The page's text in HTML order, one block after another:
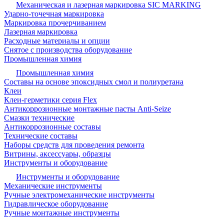
Механическая и лазерная маркировка SIC MARKING
Ударно-точечная маркировка
Маркировка прочерчиванием
Лазерная маркировка
Расходные материалы и опции
Снятое с производства оборудование
Промышленная химия
Промышленная химия
Составы на основе эпоксидных смол и полиуретана
Клеи
Клеи-герметики серия Flex
Антикоррозионные монтажные пасты Anti-Seize
Смазки технические
Антикоррозионные составы
Технические составы
Наборы средств для проведения ремонта
Витрины, аксессуары, образцы
Инструменты и оборудование
Инструменты и оборудование
Механические инструменты
Ручные электромеханические инструменты
Гидравлическое оборудование
Ручные монтажные инструменты